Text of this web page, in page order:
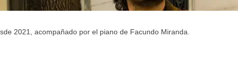
2021, acompañado por el piano de Facundo Miranda.